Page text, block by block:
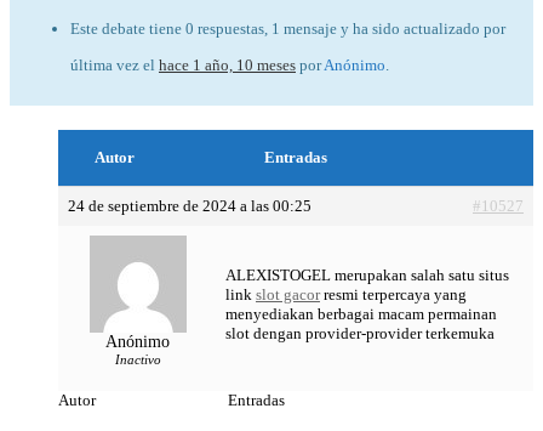
Este debate tiene 0 respuestas, 1 mensaje y ha sido actualizado por
última vez el hace 1 año, 10 meses porAnónimo
Autor Entradas
24 de septiembre de 2024 a las 00:25 #10527
Anónimo
Inactivo
ALEXISTOGEL merupakan salah satu situs
link slot gacorresmi terpercaya yang
menyediakan berbagai macam permainan
slot dengan provider-provider terkemuka
Autor Entradas